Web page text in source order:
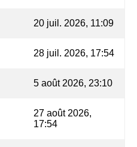
20 juil. 2026, 11:09
28 juil. 2026, 17:54
5 août 2026, 23:10
27 août 2026,
17:54